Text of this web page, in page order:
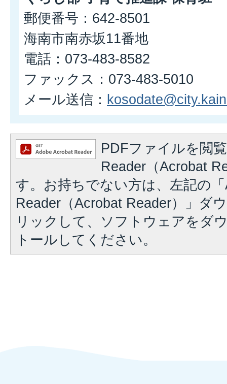
郵便番号：642-8501
海南市南赤坂11番地
電話：073-483-8582
ファックス：073-483-5010
メール送信：
PDFファイルを閲
Reader（Acrobat
す。お持ちでない方は、左記の
Reader（Acrobat Reader）」ダ
リックして、ソフトウェアをダ
トールしてください。